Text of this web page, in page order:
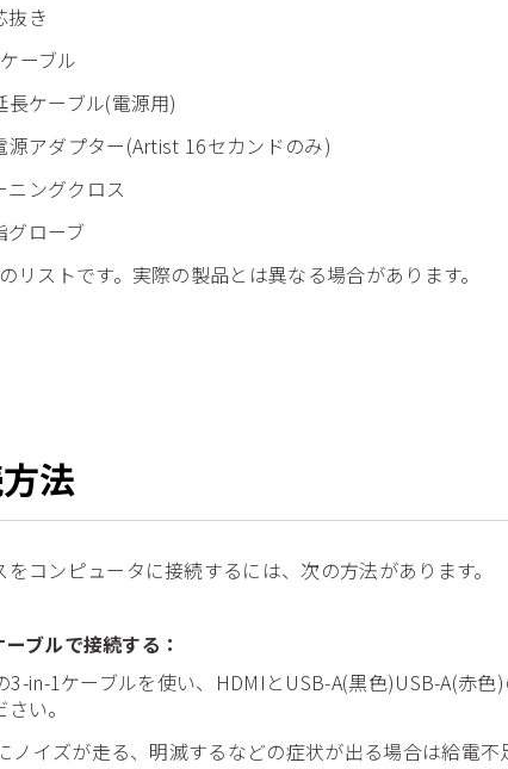
抜き
ーブル
長ケーブル(電源用)
源アダプター(Artist 16セカンドのみ)
ニングクロス
グローブ
リストです。実際の製品とは異なる場合があります。
法
をコンピュータに接続するには、次の方法があります。
ブルで接続する：
3-in-1ケーブルを使い、HDMIとUSB-A(黒色)USB-A(赤
い。
ノイズが走る、明滅するなどの症状が出る場合は給電